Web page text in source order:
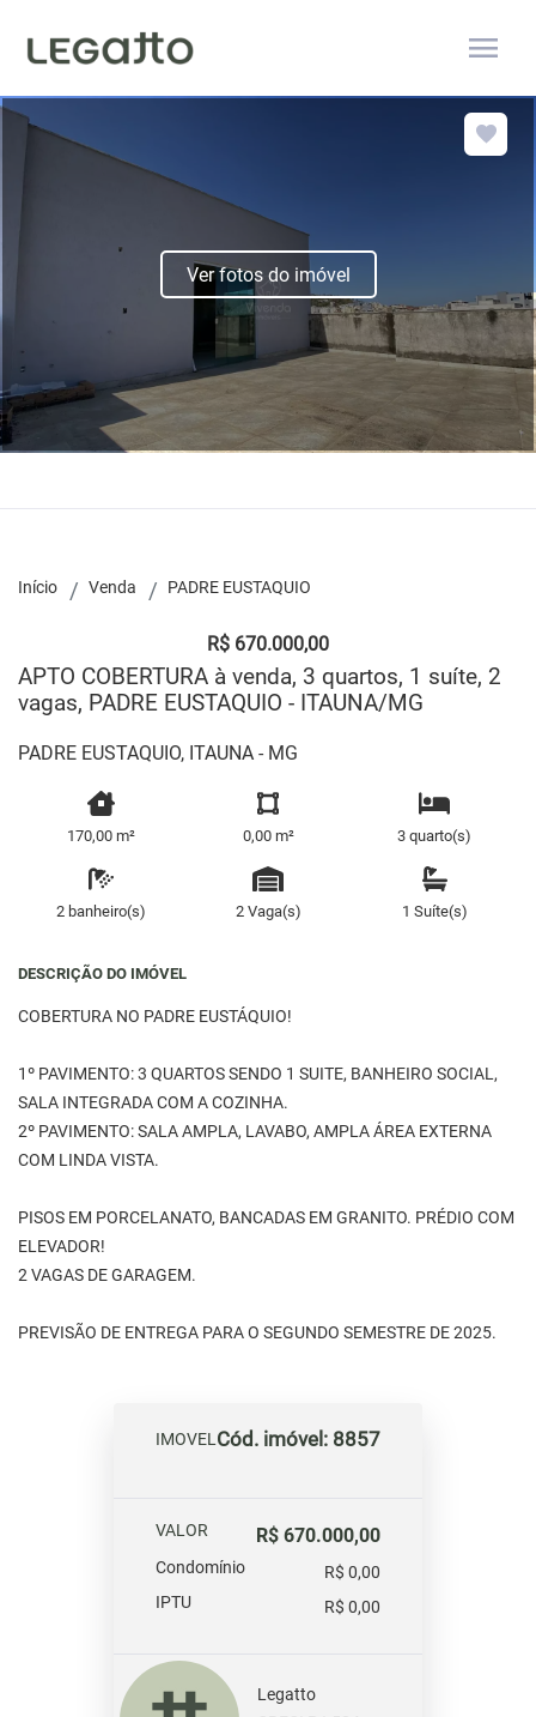
menu
Ver fotos do imóvel
Início Venda PADRE EUSTAQUIO
R$ 670.000,00
APTO COBERTURA à venda, 3 quartos, 1 suíte, 2
vagas, PADRE EUSTAQUIO - ITAUNA/MG
PADRE EUSTAQUIO, ITAUNA - MG
170,00 m² 0,00 m² 3 quarto(s)
2 banheiro(s) 2 Vaga(s) 1 Suíte(s)
DESCRIÇÃO DO IMÓVEL
COBERTURA NO PADRE EUSTÁQUIO!
1º PAVIMENTO: 3 QUARTOS SENDO 1 SUITE, BANHEIRO SOCIAL,
SALA INTEGRADA COM A COZINHA.
2º PAVIMENTO: SALA AMPLA, LAVABO, AMPLA ÁREA EXTERNA
COM LINDA VISTA.
PISOS EM PORCELANATO, BANCADAS EM GRANITO. PRÉDIO COM
ELEVADOR!
2 VAGAS DE GARAGEM.
PREVISÃO DE ENTREGA PARA O SEGUNDO SEMESTRE DE 2025.
IMOVELCód. imóvel: 8857
VALOR R$ 670.000,00
Condomínio
R$ 0,00
IPTU
R$ 0,00
Legatto